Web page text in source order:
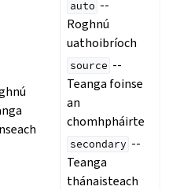
auto --
Roghnú
uathoibríoch
source --
Teanga foinse
an
chomhpháirte
secondary --
Teanga
thánaisteach